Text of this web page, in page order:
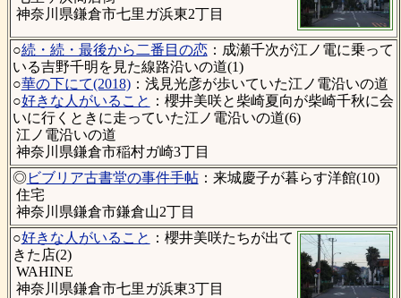
神奈川県鎌倉市七里ガ浜東2丁目
○続・続・最後から二番目の恋：成瀬千次が江ノ電に乗って
いる吉野千明を見た線路沿いの道(1)
○華の下にて(2018)：浅見光彦が歩いていた江ノ電沿いの道
○好きな人がいること ：櫻井美咲と柴崎夏向が柴崎千秋に会
いに行くときに走っていた江ノ電沿いの道(6)
江ノ電沿いの道
神奈川県鎌倉市稲村ガ崎3丁目
◎ビブリア古書堂の事件手帖：来城慶子が暮らす洋館(10)
住宅
神奈川県鎌倉市鎌倉山2丁目
○好きな人がいること ：櫻井美咲たちが出て
きた店(2)
WAHINE
神奈川県鎌倉市七里ガ浜東3丁目